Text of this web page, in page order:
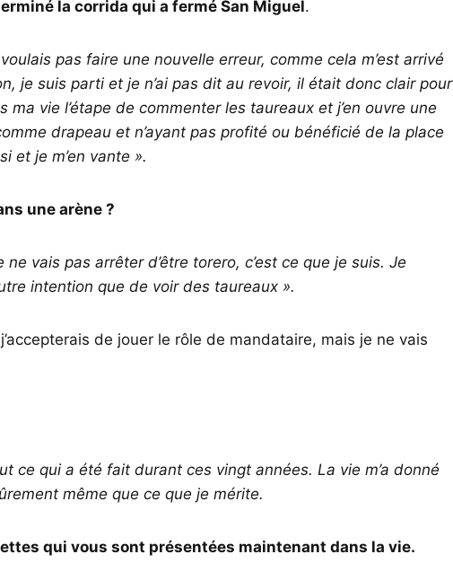
la corrida qui a fermé San Miguel.
pas faire une nouvelle erreur, comme cela m’est arrivé
je suis parti et je n’ai pas dit au revoir, il était donc clair pour
vie l’étape de commenter les taureaux et j’en ouvre une
drapeau et n’ayant pas profité ou bénéficié de la place
et je m’en vante ».
une arène ?
vais pas arrêter d’être torero, c’est ce que je suis. Je
intention que de voir des taureaux ».
de jouer le rôle de mandataire, mais je ne vais
ce qui a été fait durant ces vingt années. La vie m’a donné
même que ce que je mérite.
qui vous sont présentées maintenant dans la vie.